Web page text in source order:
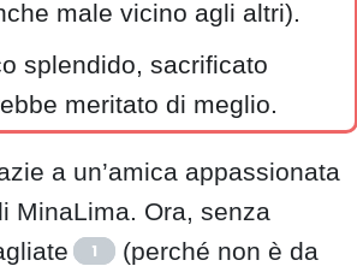
male vicino agli altri).
splendido, sacrificato
meritato di meglio.
a un’amica appassionata
MinaLima. Ora, senza
1
(perché non è da